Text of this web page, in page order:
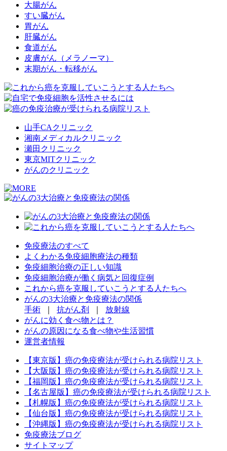
大腸がん
すい臓がん
胃がん
肝臓がん
食道がん
皮膚がん（メラノーマ）
末期がん・転移がん
山手CAクリニック
湘南メディカルクリニック
瀬田クリニック
東京MITクリニック
がんのクリニック
免疫療法のすべて
よくわかる免疫細胞療法の種類
免疫細胞治療の正しい知識
免疫細胞治療が働く病気と回復症例
これから癌を克服していこうとする人たちへ
がんの3大治療と免疫療法の関係
手術
抗がん剤
放射線
がんに効く食べ物とは？
がんの原因になる食べ物や生活習慣
運営者情報
【東京版】癌の免疫療法が受けられる病院リスト
【大阪版】癌の免疫療法が受けられる病院リスト
【福岡版】癌の免疫療法が受けられる病院リスト
【名古屋版】癌の免疫療法が受けられる病院リスト
【札幌版】癌の免疫療法が受けられる病院リスト
【仙台版】癌の免疫療法が受けられる病院リスト
【沖縄版】癌の免疫療法が受けられる病院リスト
免疫療法ブログ
サイトマップ